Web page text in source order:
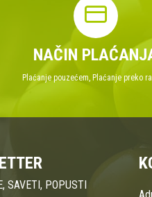
NAČIN
Plaćanje pouzećem, Plaćanje preko
SAVETI, POPUSTI